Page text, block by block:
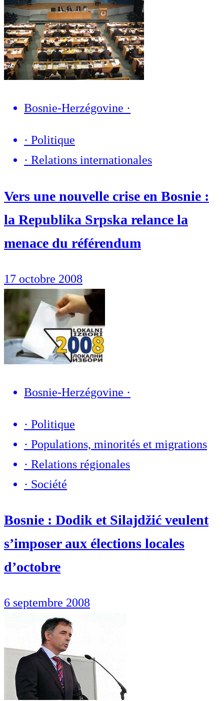
Bosnie-Herzégovine ·
· Politique
· Relations internationales
Vers une nouvelle crise en Bosnie :
la Republika Srpska relance la
menace du référendum
17 octobre 2008
Bosnie-Herzégovine ·
· Politique
· Populations, minorités et migrations
· Relations régionales
· Société
Bosnie : Dodik et Silajdžić veulent
s’imposer aux élections locales
d’octobre
6 septembre 2008